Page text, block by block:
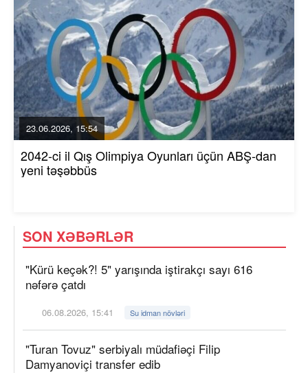
23.06.2026, 15:54
2042-ci il Qış Olimpiya Oyunları üçün ABŞ-dan
yeni təşəbbüs
SON XƏBƏRLƏR
"Kürü keçək?! 5" yarışında iştirakçı sayı 616
nəfərə çatdı
06.08.2026, 15:41 Su idman növləri
"Turan Tovuz" serbiyalı müdafiəçi Filip
Damyanoviçi transfer edib